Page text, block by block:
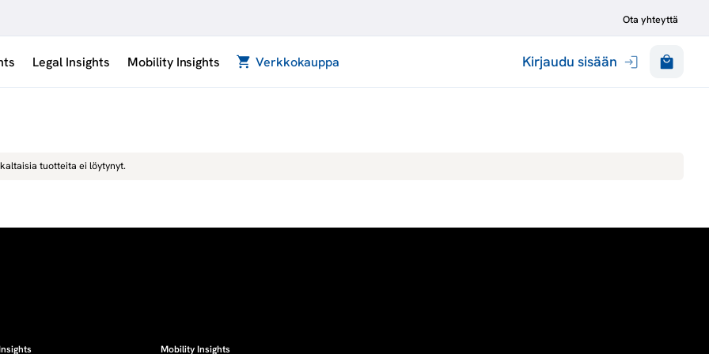
Ota yhteyttä
Legal Insights Mobility Insights Verkkokauppa Kirjaudu sisään
tuotteita ei löytynyt.
Mobility Insights